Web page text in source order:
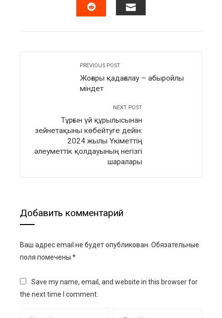
PREVIOUS POST
Жоғары қадағалау – абыройлы
міндет
NEXT POST
Тұрғын үй құрылысынан
зейнетақыны көбейтуге дейін:
2024 жылы Үкіметтің
әлеуметтік қолдауының негізгі
шаралары
Добавить комментарий
Ваш адрес email не будет опубликован. Обязательные
поля помечены *
Save my name, email, and website in this browser for
the next time I comment.